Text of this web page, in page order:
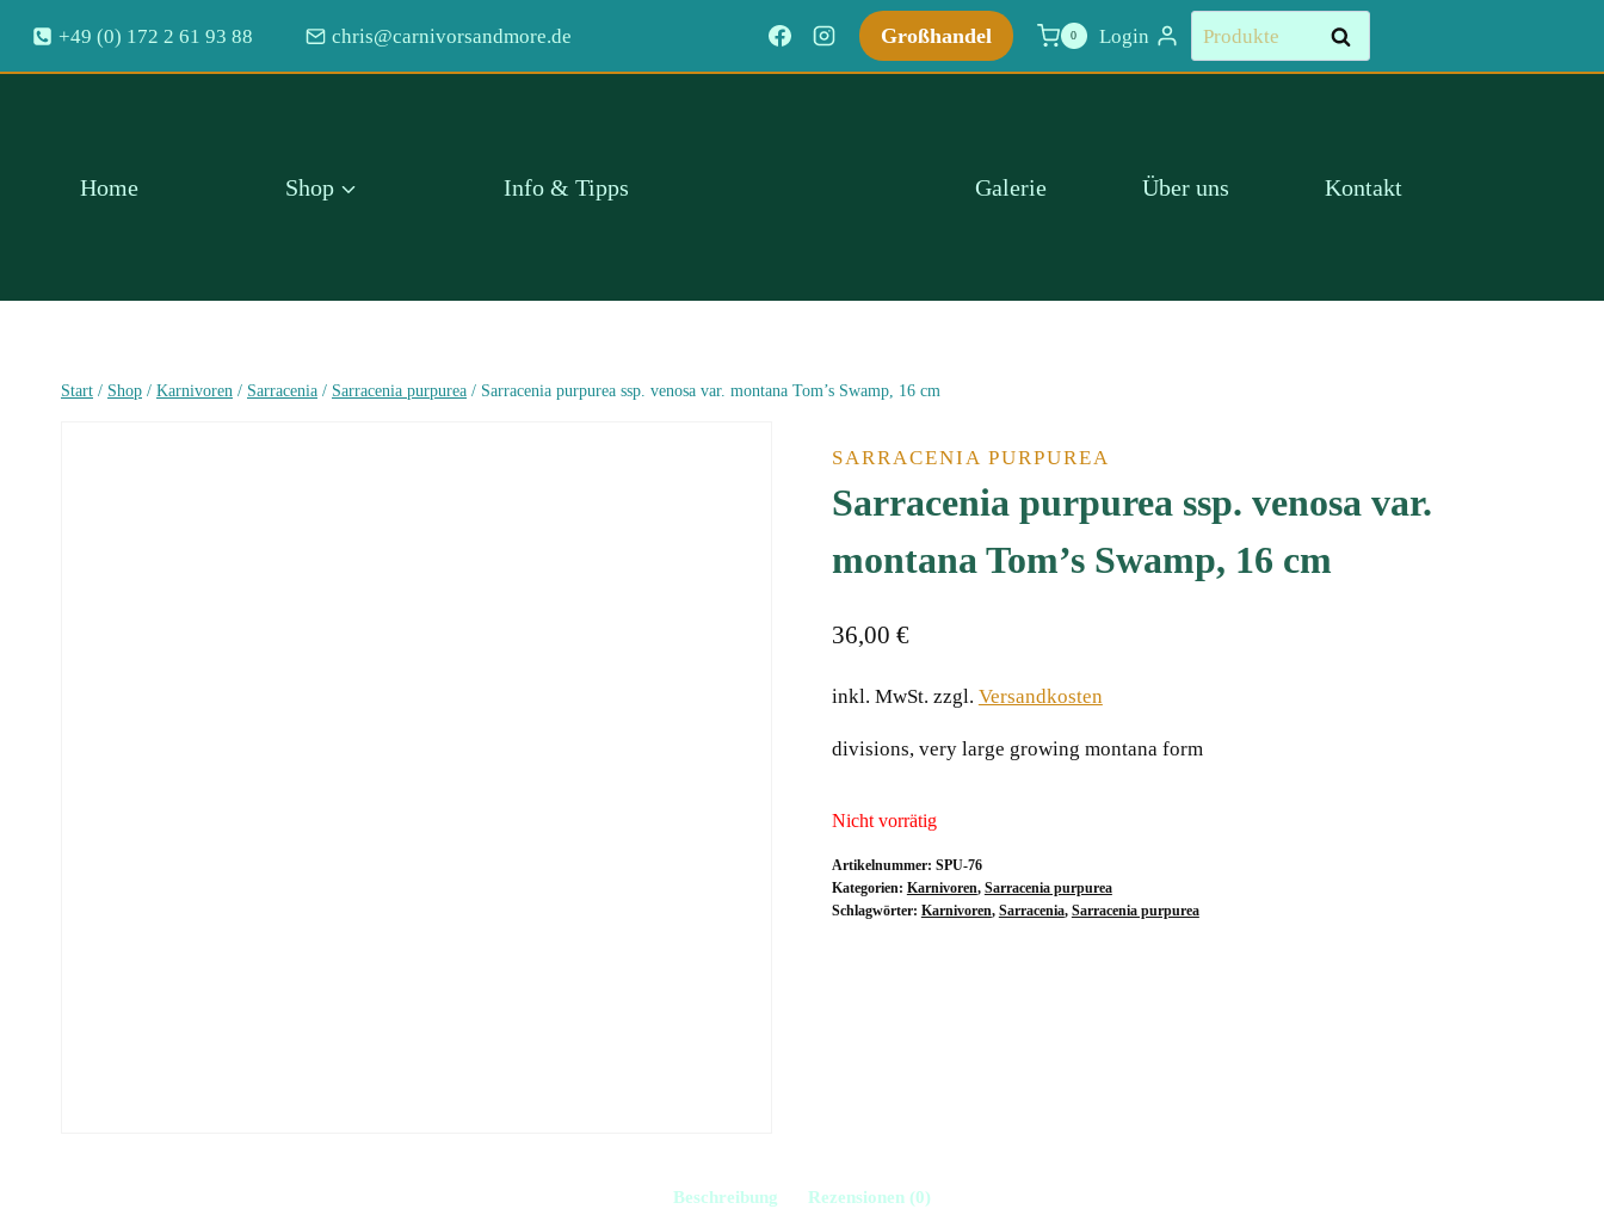
Inhalt
springen
+49 (0) 172 2 61 93 88 chris@carnivorsandmore.de Großhandel 0 Login
Suchen
nach:
Suchen
Home Shop Info & Tipps Galerie Über uns Kontakt
Start / Shop / Karnivoren / Sarracenia / Sarracenia purpurea / Sarracenia purpurea ssp. venosa var. montana Tom’s Swamp, 16 cm
SARRACENIA PURPUREA
Sarracenia purpurea ssp. venosa var.
montana Tom’s Swamp, 16 cm
36,00 €
inkl. MwSt. zzgl. Versandkosten
divisions, very large growing montana form
Nicht vorrätig
Artikelnummer: SPU-76
Kategorien: Karnivoren, Sarracenia purpurea
Schlagwörter: Karnivoren, Sarracenia, Sarracenia purpurea
Beschreibung Rezensionen (0)